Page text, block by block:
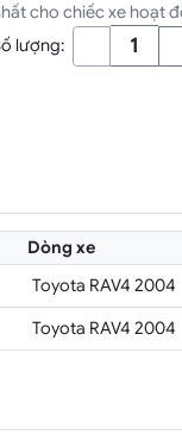
cho chiếc xe hoạt
lượng:
Dòng xe
Toyota RAV4 2004
Toyota RAV4 2004